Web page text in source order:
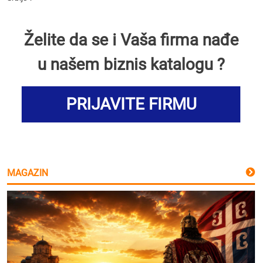
Želite da se i Vaša firma nađe
u našem biznis katalogu ?
PRIJAVITE FIRMU
MAGAZIN